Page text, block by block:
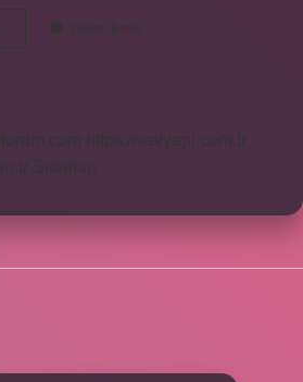
Tavuk
Yorum Bırak
https://vavyapi.com.tr
Sitemap